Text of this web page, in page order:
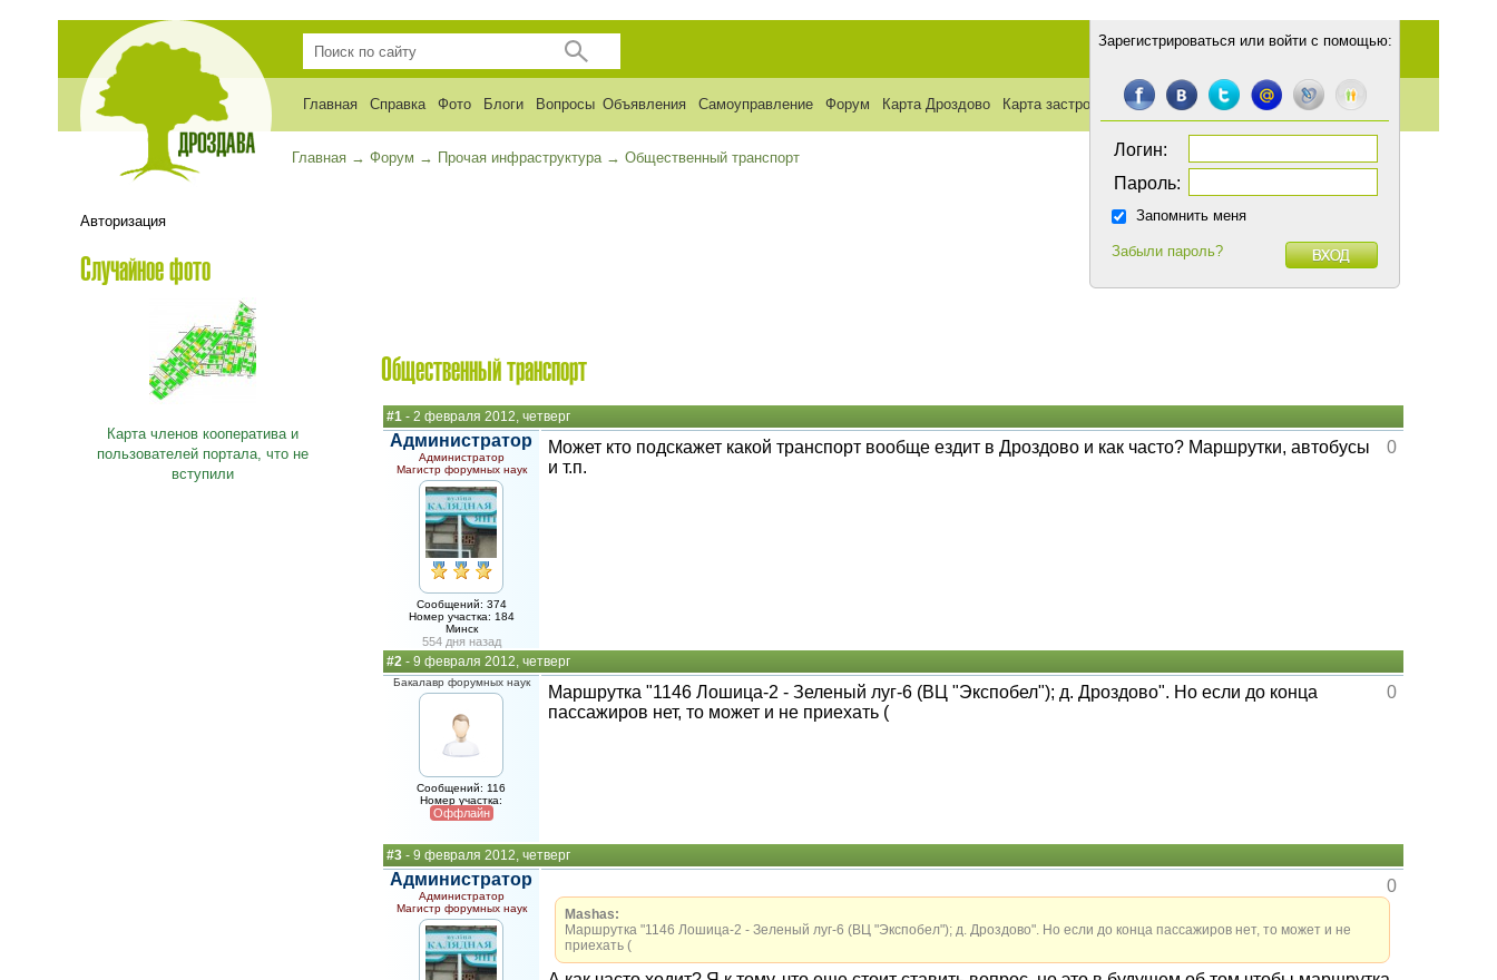
Главная Справка Фото Блоги Вопросы Объявления Самоуправление Форум Карта Дроздово Карта застройки Транспорт Статьи
Авторизация
Зарегистрироватьсяили войти с помощью:
Логин:
Пароль:
Запомнить меня
Забыли пароль?
Главная → Форум → Прочая инфраструктура→ Общественный транспорт
Случайное фото
Карта членов кооператива и
пользователей портала, что не
вступили
Общественный транспорт
#1 - 2 февраля 2012, четверг
Администратор
Администратор
Магистр форумных наук
Сообщений: 374
Номер участка: 184
Минск
554 дня назад
0
Может кто подскажет какой транспорт вообще ездит в Дроздово и как часто? Маршрутки, автобусы
и т.п.
#2 - 9 февраля 2012, четверг
Бакалавр форумных наук
Сообщений: 116
Номер участка:
Оффлайн
0
Маршрутка "1146 Лошица-2 - Зеленый луг-6 (ВЦ "Экспобел"); д. Дроздово". Но если до конца
пассажиров нет, то может и не приехать (
#3 - 9 февраля 2012, четверг
Администратор
Администратор
Магистр форумных наук
0
Mashas:
Маршрутка "1146 Лошица-2 - Зеленый луг-6 (ВЦ "Экспобел"); д. Дроздово". Но если до конца пассажиров нет, то может и не
приехать (